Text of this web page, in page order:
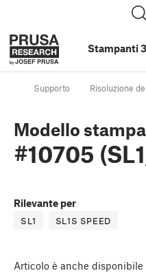
Stampanti
Supporto Risoluzione
Modello
#10705
Rilevante per
SL1 SL1S SPEED
Articolo è anche